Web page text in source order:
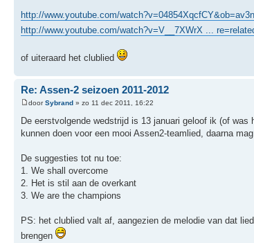
http://www.youtube.com/watch?v=04854XqcfCY&ob=av3n
http://www.youtube.com/watch?v=V__7XWrX ...
of uiteraard het clublied
Re: Assen-2 seizoen 2011-2012
doorSybrand » zo 11 dec 2011, 16:22
De eerstvolgende wedstrijd is 13 januari geloof ik (of
kunnen doen voor een mooi Assen2-teamlied, daarna
De suggesties tot nu toe:
1. We shall overcome
2. Het is stil aan de overkant
3. We are the champions
PS: het clublied valt af, aangezien de melodie van dat
brengen